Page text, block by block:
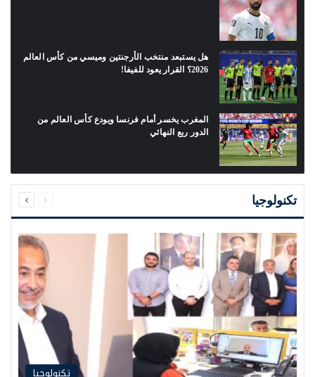
هل يستبعد منتخب الأرجنتين وميسي من كأس العالم
2026؟ القرار يعود للفيفا!
المغرب يخسر أمام فرنسا ويودع كأس العالم من
الدور ربع النهائي
تكنولوجيا الصفحة
السابقة
الصفحة
التالية
تكنولوجيا